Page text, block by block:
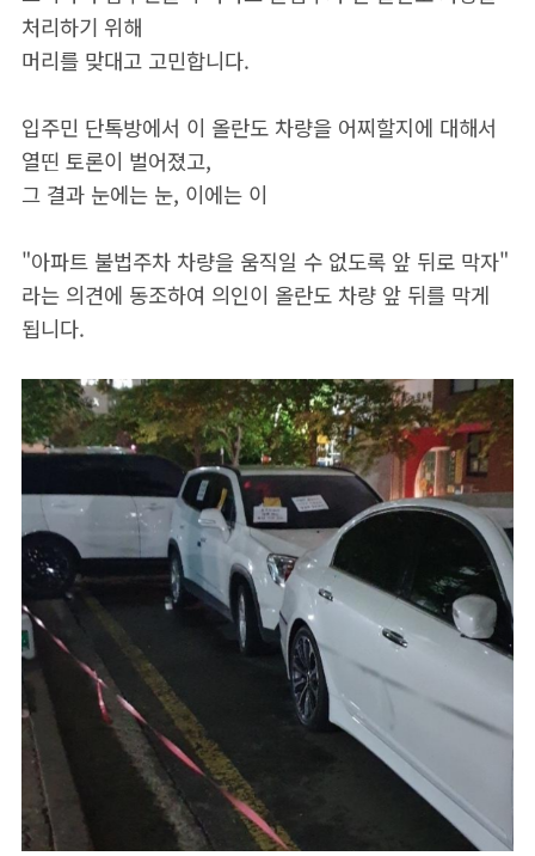
처리하기 위해
머리를 맞대고 고민합니다.
입주민 단톡방에서 이 올란도 차량을 어찌할지에 대해서
열띤 토론이 벌어졌고,
그 결과 눈에는 눈, 이에는 이
"아파트 불법주차 차량을 움직일 수 없도록 앞 뒤로 막자"
라는 의견에 동조하여 의인이 올란도 차량 앞 뒤를 막게
됩니다.